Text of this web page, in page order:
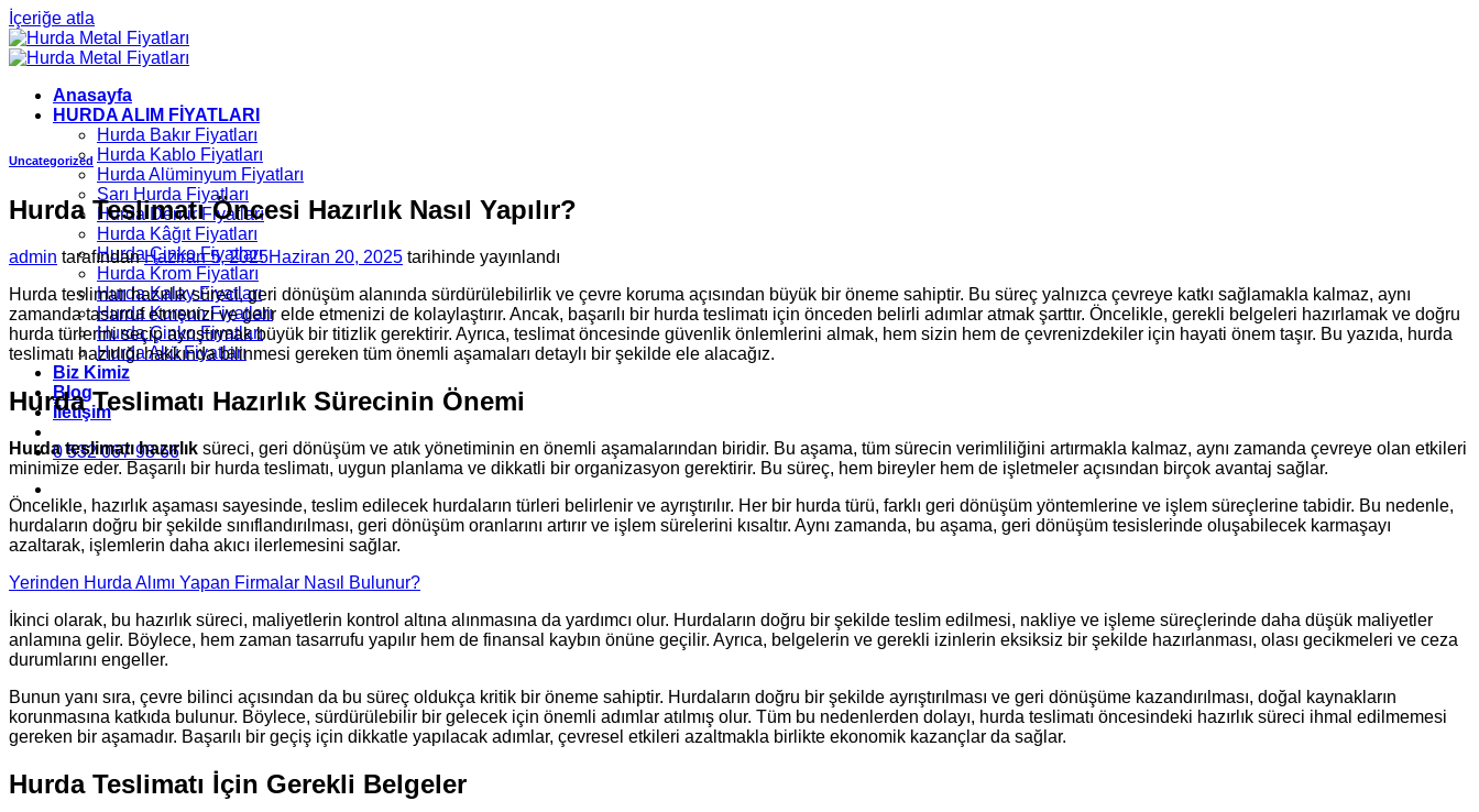
İçeriğe atla
Anasayfa
HURDA ALIM FİYATLARI
Hurda Bakır Fiyatları
Hurda Kablo Fiyatları
Hurda Alüminyum Fiyatları
Sarı Hurda Fiyatları
Hurda Demir Fiyatları
Hurda Kâğıt Fiyatları
Hurda Çinko Fiyatları
Hurda Krom Fiyatları
Hurda Kalay Fiyatları
Hurda Kurşun Fiyatları
Hurda Çinko Fiyatları
Hurda Akü Fiyatları
Biz Kimiz
Blog
İletişim
0 532 067 98 66
Uncategorized
Hurda Teslimatı Öncesi Hazırlık Nasıl Yapılır?
admin tarafından Haziran 5, 2025Haziran 20, 2025 tarihinde yayınlandı
Hurda teslimatı hazırlık süreci, geri dönüşüm alanında sürdürülebilirlik ve çevre koruma açısından büyük bir öneme sahiptir. Bu süreç yalnızca çevreye katkı sağlamakla kalmaz, aynı
zamanda tasarruf etmenizi ve gelir elde etmenizi de kolaylaştırır. Ancak, başarılı bir hurda teslimatı için önceden belirli adımlar atmak şarttır. Öncelikle, gerekli belgeleri hazırlamak ve doğru
hurda türlerini seçip ayrıştırmak büyük bir titizlik gerektirir. Ayrıca, teslimat öncesinde güvenlik önlemlerini almak, hem sizin hem de çevrenizdekiler için hayati önem taşır. Bu yazıda, hurda
teslimatı hazırlığı hakkında bilinmesi gereken tüm önemli aşamaları detaylı bir şekilde ele alacağız.
Hurda Teslimatı Hazırlık Sürecinin Önemi
Hurda teslimatı hazırlık süreci, geri dönüşüm ve atık yönetiminin en önemli aşamalarından biridir. Bu aşama, tüm sürecin verimliliğini artırmakla kalmaz, aynı zamanda çevreye olan etkileri
minimize eder. Başarılı bir hurda teslimatı, uygun planlama ve dikkatli bir organizasyon gerektirir. Bu süreç, hem bireyler hem de işletmeler açısından birçok avantaj sağlar.
Öncelikle, hazırlık aşaması sayesinde, teslim edilecek hurdaların türleri belirlenir ve ayrıştırılır. Her bir hurda türü, farklı geri dönüşüm yöntemlerine ve işlem süreçlerine tabidir. Bu nedenle,
hurdaların doğru bir şekilde sınıflandırılması, geri dönüşüm oranlarını artırır ve işlem sürelerini kısaltır. Aynı zamanda, bu aşama, geri dönüşüm tesislerinde oluşabilecek karmaşayı
azaltarak, işlemlerin daha akıcı ilerlemesini sağlar.
Yerinden Hurda Alımı Yapan Firmalar Nasıl Bulunur?
İkinci olarak, bu hazırlık süreci, maliyetlerin kontrol altına alınmasına da yardımcı olur. Hurdaların doğru bir şekilde teslim edilmesi, nakliye ve işleme süreçlerinde daha düşük maliyetler
anlamına gelir. Böylece, hem zaman tasarrufu yapılır hem de finansal kaybın önüne geçilir. Ayrıca, belgelerin ve gerekli izinlerin eksiksiz bir şekilde hazırlanması, olası gecikmeleri ve ceza
durumlarını engeller.
Bunun yanı sıra, çevre bilinci açısından da bu süreç oldukça kritik bir öneme sahiptir. Hurdaların doğru bir şekilde ayrıştırılması ve geri dönüşüme kazandırılması, doğal kaynakların
korunmasına katkıda bulunur. Böylece, sürdürülebilir bir gelecek için önemli adımlar atılmış olur. Tüm bu nedenlerden dolayı, hurda teslimatı öncesindeki hazırlık süreci ihmal edilmemesi
gereken bir aşamadır. Başarılı bir geçiş için dikkatle yapılacak adımlar, çevresel etkileri azaltmakla birlikte ekonomik kazançlar da sağlar.
Hurda Teslimatı İçin Gerekli Belgeler